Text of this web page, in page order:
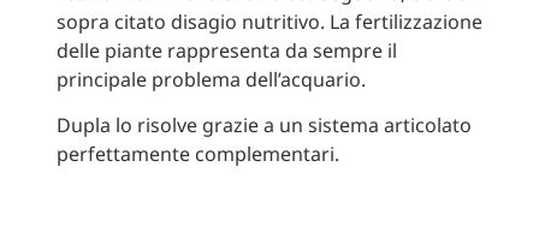
sopra citato disagio nutritivo. La fertilizzazione
delle piante rappresenta da sempre il
principale problema dell’acquario.
Dupla lo risolve grazie a un sistema articolato
perfettamente complementari.